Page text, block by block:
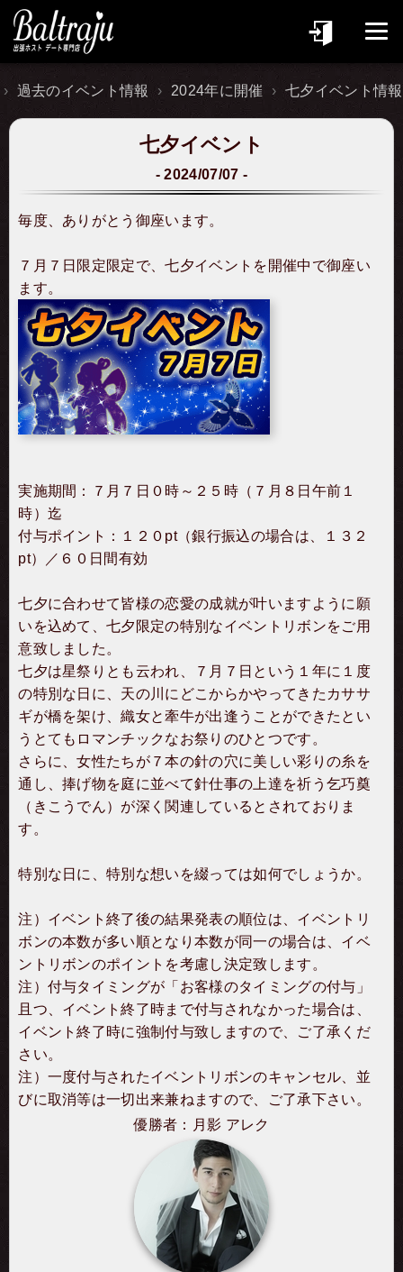
過去のイベント情報 2024年に開催 七夕イベント情報
七夕イベント
2024/07/07
毎度、ありがとう御座います。
７月７日限定限定で、七夕イベントを開催中で御座い
ます。
実施期間：７月７日０時～２５時（７月８日午前１
時）迄
付与ポイント：１２０pt（銀行振込の場合は、１３２
pt）／６０日間有効
七夕に合わせて皆様の恋愛の成就が叶いますように願
いを込めて、七夕限定の特別なイベントリボンをご用
意致しました。
七夕は星祭りとも云われ、７月７日という１年に１度
の特別な日に、天の川にどこからかやってきたカササ
ギが橋を架け、織女と牽牛が出逢うことができたとい
うとてもロマンチックなお祭りのひとつです。
さらに、女性たちが７本の針の穴に美しい彩りの糸を
通し、捧げ物を庭に並べて針仕事の上達を祈う乞巧奠
（きこうでん）が深く関連しているとされておりま
す。
特別な日に、特別な想いを綴っては如何でしょうか。
注）イベント終了後の結果発表の順位は、イベントリ
ボンの本数が多い順となり本数が同一の場合は、イベ
ントリボンのポイントを考慮し決定致します。
注）付与タイミングが「お客様のタイミングの付与」
且つ、イベント終了時まで付与されなかった場合は、
イベント終了時に強制付与致しますので、ご了承くだ
さい。
注）一度付与されたイベントリボンのキャンセル、並
びに取消等は一切出来兼ねますので、ご了承下さい。
優勝者：月影 アレク